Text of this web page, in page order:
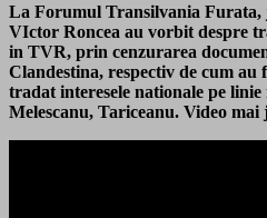
La Forumul Transilvania
VIctor Roncea au vorbit despre
in TVR, prin cenzurarea
Clandestina, respectiv de cum au
tradat interesele nationale pe
Melescanu, Tariceanu. Video mai